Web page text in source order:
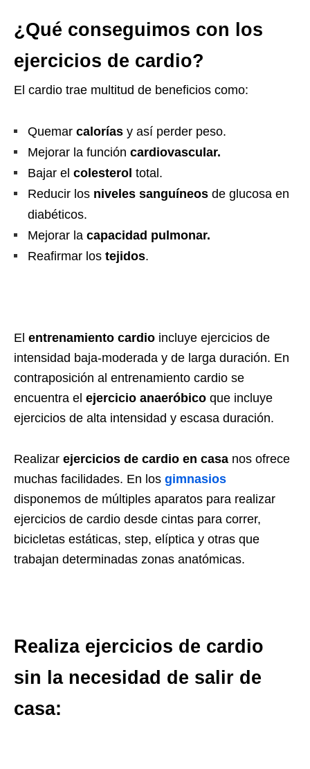
¿Qué conseguimos con los
ejercicios de cardio?
El cardio trae multitud de beneficios como:
Quemar calorías y así perder peso.
Mejorar la función cardiovascular.
Bajar el colesterol total.
Reducir los niveles sanguíneos de glucosa en
diabéticos.
Mejorar la capacidad pulmonar.
Reafirmar los tejidos.
El entrenamiento cardio incluye ejercicios de
intensidad baja-moderada y de larga duración. En
contraposición al entrenamiento cardio se
encuentra el ejercicio anaeróbico que incluye
ejercicios de alta intensidad y escasa duración.
Realizar ejercicios de cardio en casa nos ofrece
muchas facilidades. En los gimnasios
disponemos de múltiples aparatos para realizar
ejercicios de cardio desde cintas para correr,
bicicletas estáticas, step, elíptica y otras que
trabajan determinadas zonas anatómicas.
Realiza ejercicios de cardio
sin la necesidad de salir de
casa: